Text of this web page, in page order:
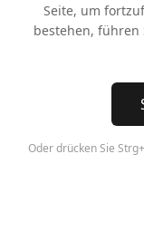
Seite, um
bestehen,
Oder drücken Sie